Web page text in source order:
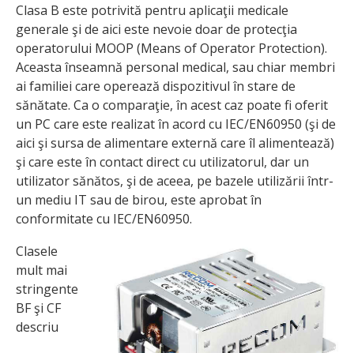
Clasa B este potrivită pentru aplicaţii medicale
generale şi de aici este nevoie doar de protecţia
operatorului MOOP (Means of Operator Protection).
Aceasta înseamnă personal medical, sau chiar membri
ai familiei care operează dispozitivul în stare de
sănătate. Ca o comparaţie, în acest caz poate fi oferit
un PC care este realizat în acord cu IEC/EN60950 (şi de
aici şi sursa de alimentare externă care îl alimentează)
şi care este în contact direct cu utilizatorul, dar un
utilizator sănătos, şi de aceea, pe bazele utilizării într-
un mediu IT sau de birou, este aprobat în
conformitate cu IEC/EN60950.
Clasele
mult mai
stringente
BF şi CF
descriu